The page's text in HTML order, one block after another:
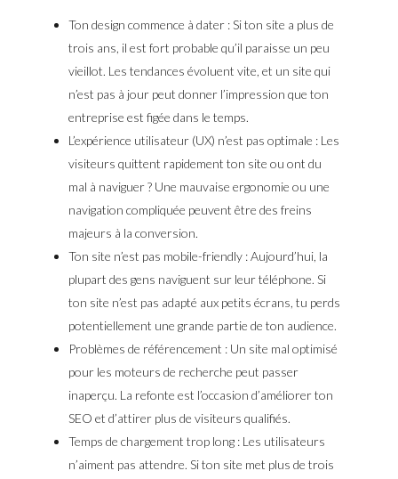
Ton design commence à dater : Si ton site a plus de
trois ans, il est fort probable qu’il paraisse un peu
vieillot. Les tendances évoluent vite, et un site qui
n’est pas à jour peut donner l’impression que ton
entreprise est figée dans le temps.
L’expérience utilisateur (UX) n’est pas optimale : Les
visiteurs quittent rapidement ton site ou ont du
mal à naviguer ? Une mauvaise ergonomie ou une
navigation compliquée peuvent être des freins
majeurs à la conversion.
Ton site n’est pas mobile-friendly : Aujourd’hui, la
plupart des gens naviguent sur leur téléphone. Si
ton site n’est pas adapté aux petits écrans, tu perds
potentiellement une grande partie de ton audience.
Problèmes de référencement : Un site mal optimisé
pour les moteurs de recherche peut passer
inaperçu. La refonte est l’occasion d’améliorer ton
SEO et d’attirer plus de visiteurs qualifiés.
Temps de chargement trop long : Les utilisateurs
n’aiment pas attendre. Si ton site met plus de trois